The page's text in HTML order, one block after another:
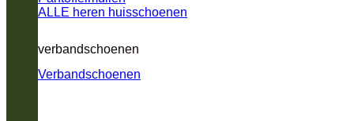
ALLE heren huisschoenen
verbandschoenen
Verbandschoenen